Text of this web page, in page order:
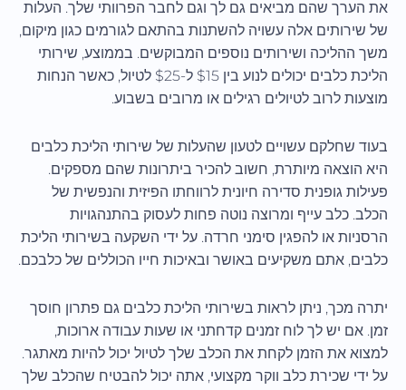
את הערך שהם מביאים גם לך וגם לחבר הפרוותי שלך. העלות
של שירותים אלה עשויה להשתנות בהתאם לגורמים כגון מיקום,
משך ההליכה ושירותים נוספים המבוקשים. בממוצע, שירותי
הליכת כלבים יכולים לנוע בין $15 ל-$25 לטיול, כאשר הנחות
מוצעות לרוב לטיולים רגילים או מרובים בשבוע.
בעוד שחלקם עשויים לטעון שהעלות של שירותי הליכת כלבים
היא הוצאה מיותרת, חשוב להכיר ביתרונות שהם מספקים.
פעילות גופנית סדירה חיונית לרווחתו הפיזית והנפשית של
הכלב. כלב עייף ומרוצה נוטה פחות לעסוק בהתנהגויות
הרסניות או להפגין סימני חרדה. על ידי השקעה בשירותי הליכת
כלבים, אתם משקיעים באושר ובאיכות חייו הכוללים של כלבכם.
יתרה מכך, ניתן לראות בשירותי הליכת כלבים גם פתרון חוסך
זמן. אם יש לך לוח זמנים קדחתני או שעות עבודה ארוכות,
למצוא את הזמן לקחת את הכלב שלך לטיול יכול להיות מאתגר.
על ידי שכירת כלב ווקר מקצועי, אתה יכול להבטיח שהכלב שלך